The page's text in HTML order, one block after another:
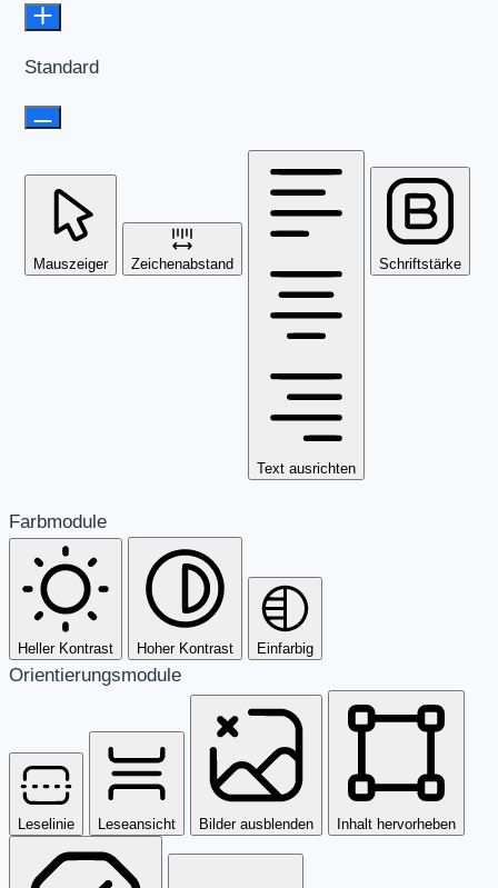
Standard
Mauszeiger Zeichenabstand
Text ausrichten
Schriftstärke
Farbmodule
Heller Kontrast Hoher Kontrast Einfarbig
Orientierungsmodule
Leselinie Leseansicht Bilder ausblenden Inhalt hervorheben